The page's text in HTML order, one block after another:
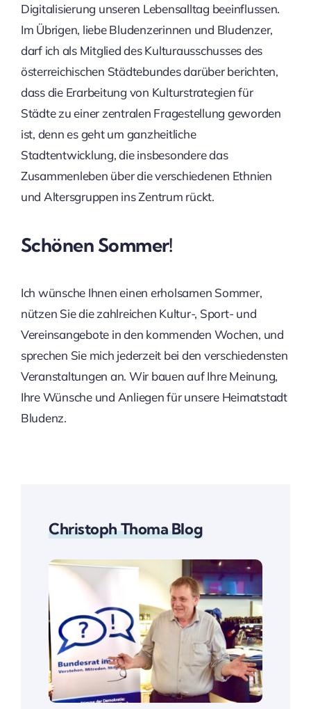
Digitalisierung unseren Lebensalltag beeinflussen.
Im Übrigen, liebe Bludenzerinnen und Bludenzer,
darf ich als Mitglied des Kulturausschusses des
österreichischen Städtebundes darüber berichten,
dass die Erarbeitung von Kulturstrategien für
Städte zu einer zentralen Fragestellung geworden
ist, denn es geht um ganzheitliche
Stadtentwicklung, die insbesondere das
Zusammenleben über die verschiedenen Ethnien
und Altersgruppen ins Zentrum rückt.
Schönen Sommer!
Ich wünsche Ihnen einen erholsamen Sommer,
nützen Sie die zahlreichen Kultur-, Sport- und
Vereinsangebote in den kommenden Wochen, und
sprechen Sie mich jederzeit bei den verschiedensten
Veranstaltungen an. Wir bauen auf Ihre Meinung,
Ihre Wünsche und Anliegen für unsere Heimatstadt
Bludenz.
Christoph Thoma Blog